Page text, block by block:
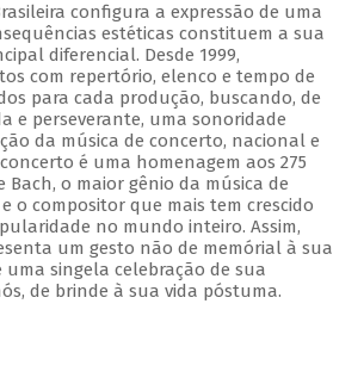
configura a expressão de uma
estéticas constituem a sua
diferencial. Desde 1999,
com repertório, elenco e tempo de
para cada produção, buscando, de
e perseverante, uma sonoridade
da música de concerto, nacional e
é uma homenagem aos 275
Bach, o maior gênio da música de
o compositor que mais tem crescido
no mundo inteiro. Assim,
um gesto não de memórial à sua
uma singela celebração de sua
de brinde à sua vida póstuma.